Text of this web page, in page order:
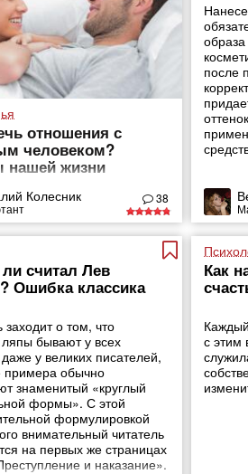
отношения с
человеком?
нашей жизни
Колесник 38
после
считал Лев
Ошибка классика
заходит о том, что
бывают у всех
у великих писателей,
примера обычно
знаменитый «круглый
формы». С этой
формулировкой
внимательный читатель
на первых же страницах
и наказание».
Как
с этим